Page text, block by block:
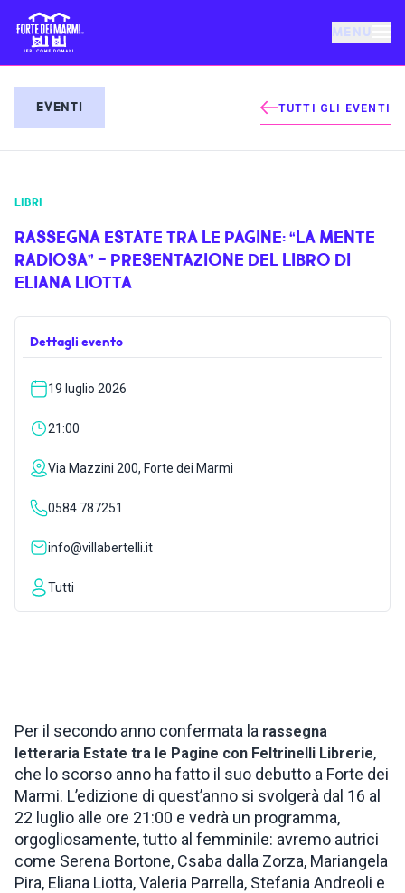
MENU
EVENTI
NOTIZIE
OSPITALITÀ
VILLA BERTELLI
ISPIRAZIONI
WEBCAM
CONTATTI
EVENTI TUTTI GLI EVENTI
LIBRI
RASSEGNA ESTATE TRA LE PAGINE: “LA MENTE
RADIOSA” - PRESENTAZIONE DEL LIBRO DI
ELIANA LIOTTA
Dettagli evento
19 luglio 2026
21:00
Via Mazzini 200, Forte dei Marmi
0584 787251
info@villabertelli.it
Tutti
Per il secondo anno confermata la rassegna
letteraria Estate tra le Pagine con Feltrinelli Librerie,
che lo scorso anno ha fatto il suo debutto a Forte dei
Marmi. L’edizione di quest’anno si svolgerà dal 16 al
22 luglio alle ore 21:00 e vedrà un programma,
orgogliosamente, tutto al femminile: avremo autrici
come Serena Bortone, Csaba dalla Zorza, Mariangela
Pira, Eliana Liotta, Valeria Parrella, Stefania Andreoli e